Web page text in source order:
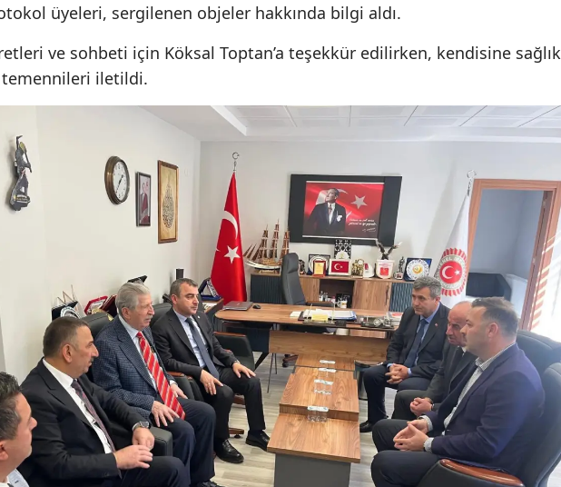
üyeleri, sergilenen objeler hakkında bilgi aldı.
ve sohbeti için Köksal Toptan’a teşekkür edilirken, kendisine sağlık
iletildi.